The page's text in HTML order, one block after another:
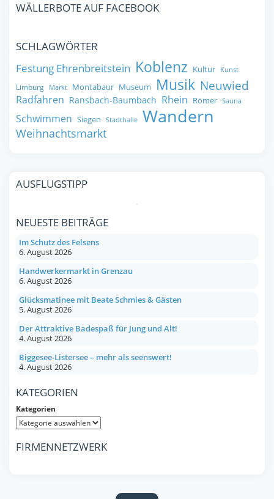
WÄLLERBOTE AUF FACEBOOK
SCHLAGWÖRTER
Festung Ehrenbreitstein Koblenz Kultur Kunst
Limburg Markt Montabaur Museum Musik Neuwied
Radfahren Ransbach-Baumbach Rhein Römer Sauna
Schwimmen Siegen Stadthalle Wandern
Weihnachtsmarkt
AUSFLUGSTIPP
NEUESTE BEITRÄGE
Im Schutz des Felsens
6. August 2026
Handwerkermarkt in Grenzau
6. August 2026
Glücksmatinee mit Beate Schmies & Gästen
5. August 2026
Der Attraktive Badespaß für Jung und Alt!
4. August 2026
Biggesee-Listersee – mehr als seenswert!
4. August 2026
KATEGORIEN
Kategorien
FIRMENNETZWERK